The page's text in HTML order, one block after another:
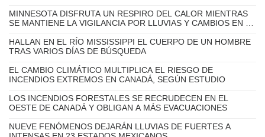
MINNESOTA DISFRUTA UN RESPIRO DEL CALOR MIENTRAS
SE MANTIENE LA VIGILANCIA POR LLUVIAS Y CAMBIOS EN EL
HALLAN EN EL RÍO MISSISSIPPI EL CUERPO DE UN HOMBRE
TRAS VARIOS DÍAS DE BÚSQUEDA
EL CAMBIO CLIMÁTICO MULTIPLICA EL RIESGO DE
INCENDIOS EXTREMOS EN CANADÁ, SEGÚN ESTUDIO
LOS INCENDIOS FORESTALES SE RECRUDECEN EN EL
OESTE DE CANADÁ Y OBLIGAN A MÁS EVACUACIONES
NUEVE FENÓMENOS DEJARÁN LLUVIAS DE FUERTES A